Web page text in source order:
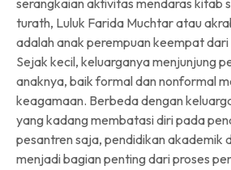
turath, Luluk Farida Muchtar atau
adalah anak perempuan keempat
Sejak kecil, keluarganya menjunjung
anaknya, baik formal dan nonformal
keagamaan. Berbeda dengan
yang kadang membatasi diri pada
pesantren saja, pendidikan akademik
menjadi bagian penting dari proses